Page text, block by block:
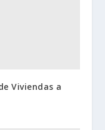
Viviendas a